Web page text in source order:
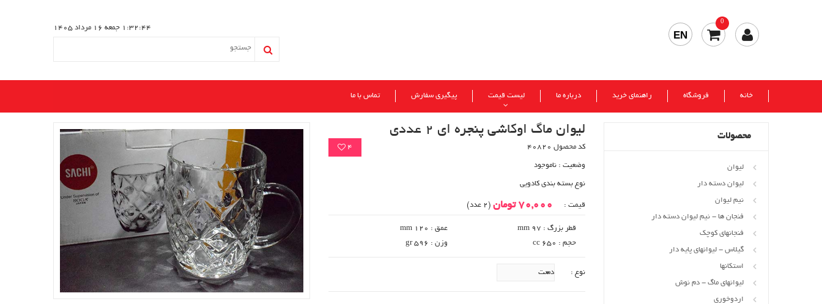
1:32:45 جمعه 16 مرداد 1405
0
EN
خانه فروشگاه راهنمای خرید درباره ما لیست قیمت پیگیری سفارش تماس با ما
لیوان ماگ اوکاشی پنجره ای 2 عددی
4 کد محصول 40820
وضعیت : ناموجود
نوع بسته بندی کادویی
قیمت : 70,000 تومان (2 عدد)
قطر بزرگ : 97 mm
عمق : 120 mm
حجم : 650 cc
وزن : 596 gr
نوع :
محصولات
لیوان
لیوان دسته دار
نیم لیوان
فنجان ها - نیم لیوان دسته دار
فنجانهای کوچک
گیلاس - لیوانهای پایه دار
استکانها
لیوانهای ماگ - دم نوش
اردوخوری